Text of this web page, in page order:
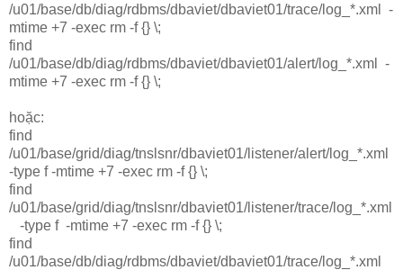
/u01/base/db/diag/rdbms/dbaviet/dbaviet01/trace/log_*.xml -
mtime +7 -exec rm -f {} \;
find
/u01/base/db/diag/rdbms/dbaviet/dbaviet01/alert/log_*.xml -
mtime +7 -exec rm -f {} \;
hoặc:
find
/u01/base/grid/diag/tnslsnr/dbaviet01/listener/alert/log_*.xml
-type f -mtime +7 -exec rm -f {} \;
find
/u01/base/grid/diag/tnslsnr/dbaviet01/listener/trace/log_*.xml
-type f -mtime +7 -exec rm -f {} \;
find
/u01/base/db/diag/rdbms/dbaviet/dbaviet01/trace/log_*.xml